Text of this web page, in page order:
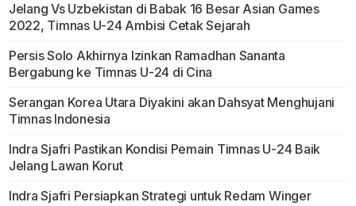
Jelang Vs Uzbekistan di Babak 16 Besar Asian Games
2022, Timnas U-24 Ambisi Cetak Sejarah
Persis Solo Akhirnya Izinkan Ramadhan Sananta
Bergabung ke Timnas U-24 di Cina
Serangan Korea Utara Diyakini akan Dahsyat Menghujani
Timnas Indonesia
Indra Sjafri Pastikan Kondisi Pemain Timnas U-24 Baik
Jelang Lawan Korut
Indra Sjafri Persiapkan Strategi untuk Redam Winger